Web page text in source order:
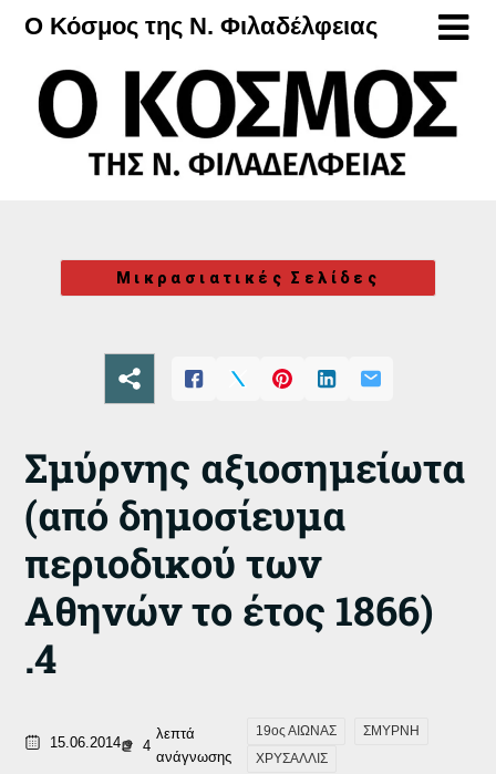
Μετάβαση
περιεχόμενο
Ο Κόσμος της Ν. Φιλαδέλφειας
Μικρασιατικές Σελίδες
Σμύρνης αξιοσημείωτα
(από δημοσίευμα
περιοδικού των
Αθηνών το έτος 1866)
.4
15.06.2014 4
λεπτά
ανάγνωσης
19ος ΑΙΩΝΑΣ
ΣΜΥΡΝΗ
ΧΡΥΣΑΛΛΙΣ